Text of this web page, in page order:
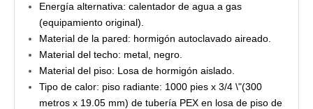
Energía alternativa: calentador de agua a gas
(equipamiento original).
Material de la pared: hormigón autoclavado aireado.
Material del techo: metal, negro.
Material del piso: Losa de hormigón aislado.
Tipo de calor: piso radiante: 1000 pies x 3/4 \"(300
metros x 19.05 mm) de tubería PEX en losa de piso de